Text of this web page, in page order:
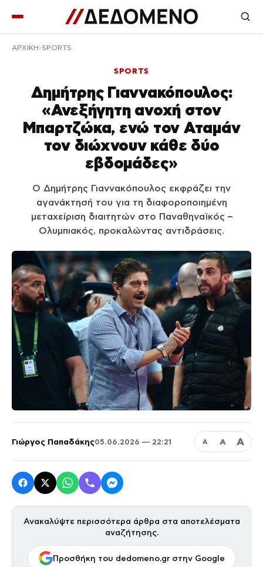
ΑΡΧΙΚΉ SPORTS
SPORTS
Δημήτρης Γιαννακόπουλος:
«Ανεξήγητη ανοχή στον
Μπαρτζώκα, ενώ τον Αταμάν
τον διώχνουν κάθε δύο
εβδομάδες»
Ο Δημήτρης Γιαννακόπουλος εκφράζει την
αγανάκτησή του για τη διαφοροποιημένη
μεταχείριση διαιτητών στο Παναθηναϊκός –
Ολυμπιακός, προκαλώντας αντιδράσεις.
Γιώργος Παπαδάκης05.06.2026 — 22:21 Α Α Α
Ανακαλύψτε περισσότερα άρθρα στα αποτελέσματα
αναζήτησης.
Προσθήκη του dedomeno.gr στην Google